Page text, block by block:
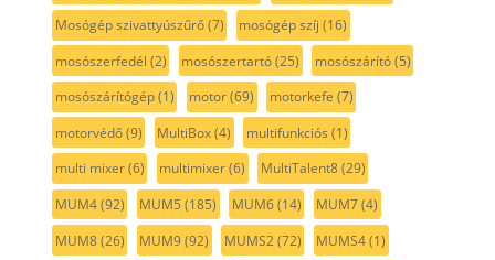
Mosógép szivattyúszűrő(7) mosógép szíj (16)
mosószerfedél (2) mosószertartó(25) mosószárító(5)
mosószárítógép(1) motor(69) motorkefe (7)
motorvédő(9) MultiBox(4) multifunkciós (1)
multi mixer(6) multimixer(6) MultiTalent8(29)
MUM4(92) MUM5 (185) MUM6(14) MUM7(4)
MUM8(26) MUM9(92) MUMS2(72) MUMS4(1)